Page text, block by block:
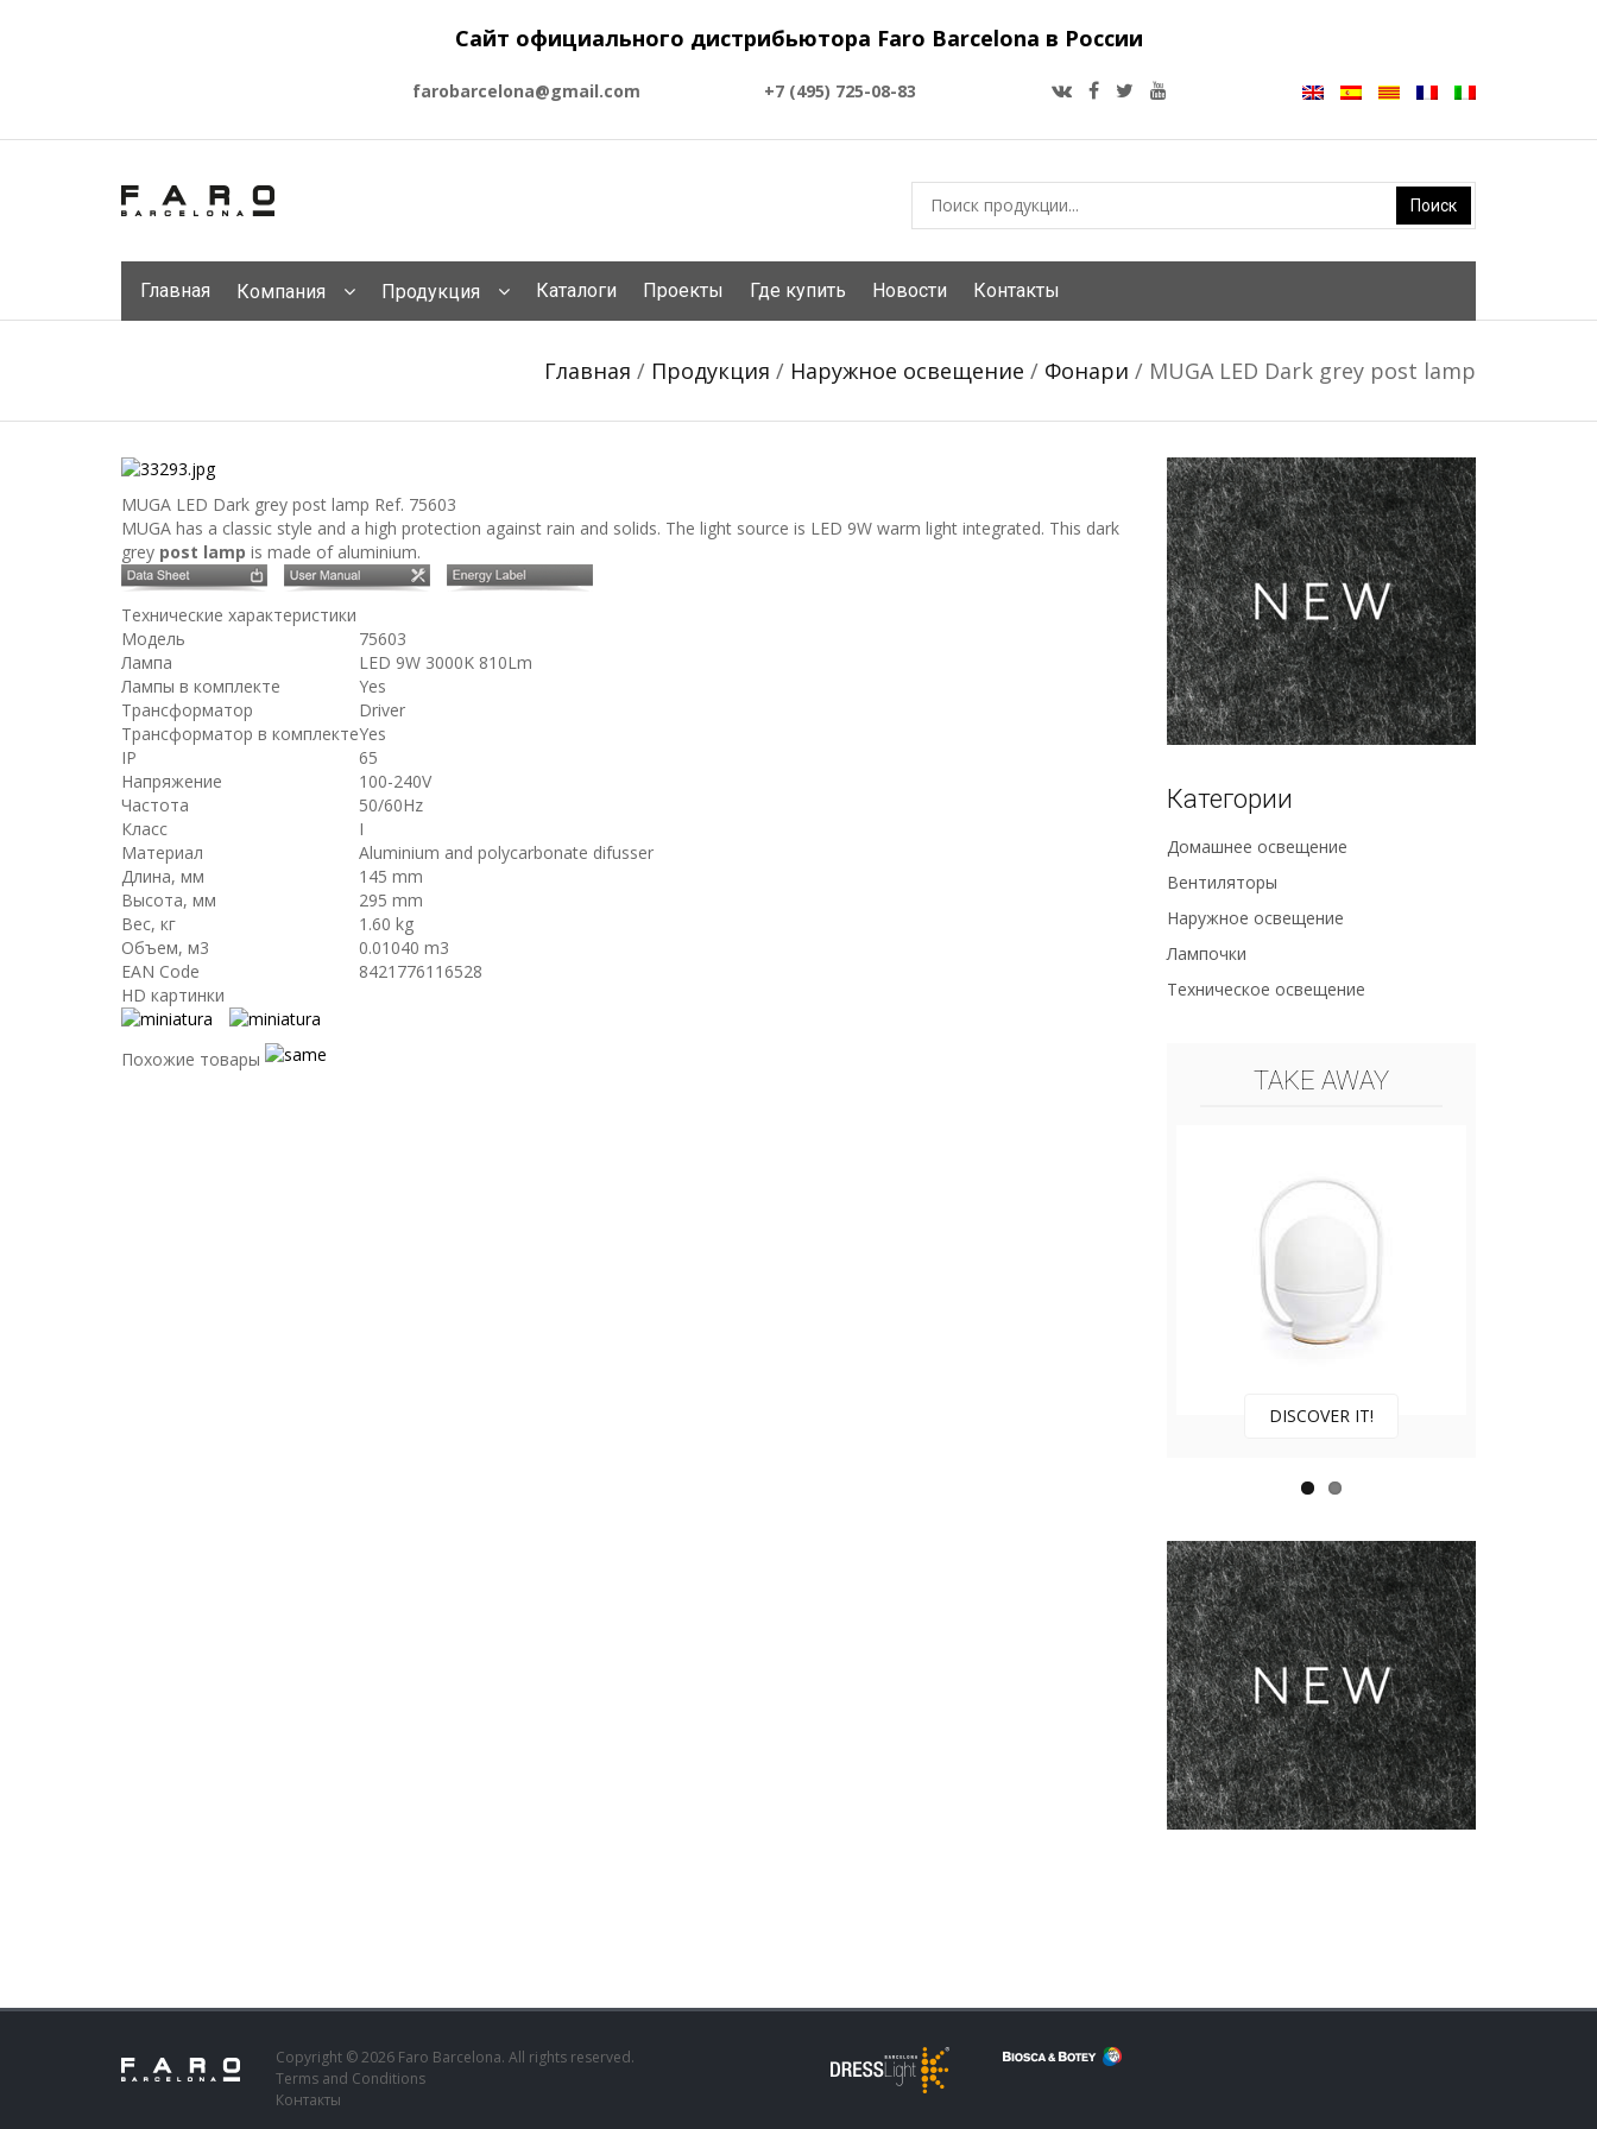
Сайт официального дистрибьютора Faro Barcelona в России
farobarcelona@gmail.com +7 (495) 725-08-83
Главная Компания Продукция Каталоги Проекты Где купить Новости Контакты
Главная / Продукция / Наружное освещение / Фонари / MUGA LED Dark grey post lamp
MUGA LED Dark grey post lamp Ref. 75603
MUGA has a classic style and a high protection against rain and solids. The light source is LED 9W warm light integrated. This dark
grey post lamp is made of aluminium.
Технические характеристики
Модель
75603
Лампа
LED 9W 3000K 810Lm
Лампы в комплекте
Yes
Трансформатор
Driver
Трансформатор в комплектеYes
IP
65
Напряжение
100-240V
Частота
50/60Hz
Класс
I
Материал
Aluminium and polycarbonate difusser
Длина, мм
145 mm
Высота, мм
295 mm
Вес, кг
1.60 kg
Объем, м3
0.01040 m3
EAN Code
8421776116528
HD картинки
Похожие товары
Категории
Домашнее освещение
Вентиляторы
Наружное освещение
Лампочки
Техническое освещение
TAKE AWAY
DISCOVER IT!
Copyright © 2026 Faro Barcelona. All rights reserved.
Terms and Conditions
Контакты